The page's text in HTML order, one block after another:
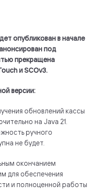
опубликован в начале
под
прекращена
и SCOv3.
версии:
обновлений кассы
на Java 21.
ручного
не будет.
окончанием
для обеспечения
и полноценной работы